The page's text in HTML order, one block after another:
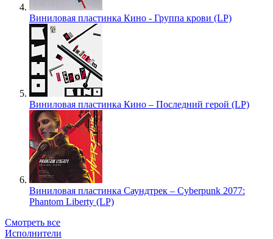
Виниловая пластинка Кино - Группа крови (LP)
Виниловая пластинка Кино – Последний герой (LP)
Виниловая пластинка Саундтрек – Cyberpunk 2077:
Phantom Liberty (LP)
Смотреть все
Исполнители